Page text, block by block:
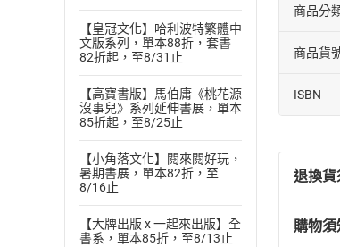
【皇冠文化】哈利波特繁體中
文版系列，單本88折，套書
82折起，至8/31止
【高寶書版】馬伯庸《桃花源
沒事兒》系列延伸書展，單本
85折起，至8/25止
【小角落文化】閱來閱好玩，
暑期書展，單本82折，至
8/16止
【大牌出版 x 一起來出版】全
書系，單本85折，至8/13止
商品分
商品貨
ISBN
退換貨
退
購物須